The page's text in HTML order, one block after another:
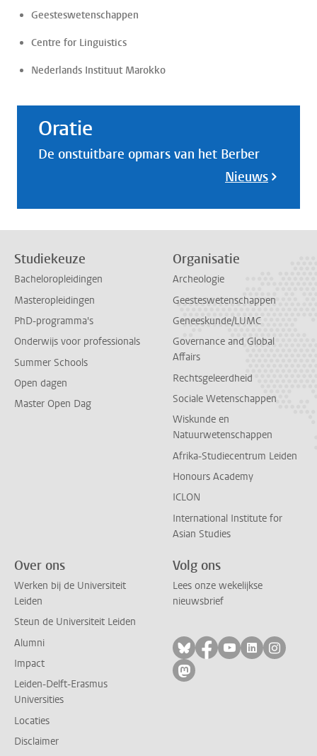
Geesteswetenschappen
Centre for Linguistics
Nederlands Instituut Marokko
Oratie
De onstuitbare opmars van het Berber
Nieuws
Studiekeuze
Bacheloropleidingen
Masteropleidingen
PhD-programma's
Onderwijs voor professionals
Summer Schools
Open dagen
Master Open Dag
Organisatie
Archeologie
Geesteswetenschappen
Geneeskunde/LUMC
Governance and Global
Affairs
Rechtsgeleerdheid
Sociale Wetenschappen
Wiskunde en
Natuurwetenschappen
Afrika-Studiecentrum Leiden
Honours Academy
ICLON
International Institute for
Asian Studies
Over ons
Werken bij de Universiteit
Leiden
Steun de Universiteit Leiden
Alumni
Impact
Leiden-Delft-Erasmus
Universities
Locaties
Disclaimer
Volg ons
Lees onze wekelijkse
nieuwsbrief
Volg ons op bluesky
Volg ons op
Volg ons op
Volg ons
Volg
Volg ons op mastodon